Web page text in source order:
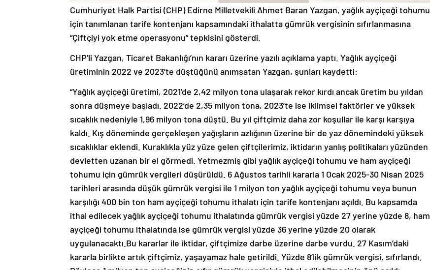
Cumhuriyet Halk Partisi (CHP) Edirne Milletvekili Ahmet Baran Yazgan, yağlık ayçiçeği tohumu
için tanımlanan tarife kontenjanı kapsamındaki ithalatta gümrük vergisinin sıfırlanmasına
“Çiftçiyi yok etme operasyonu” tepkisini gösterdi.
CHP’li Yazgan, Ticaret Bakanlığı’nın kararı üzerine yazılı açıklama yaptı. Yağlık ayçiçeği
üretiminin 2022 ve 2023’te düştüğünü anımsatan Yazgan, şunları kaydetti:
“Yağlık ayçiçeği üretimi, 2021’de 2,42 milyon tona ulaşarak rekor kırdı ancak üretim bu yıldan
sonra düşmeye başladı. 2022’de 2,35 milyon tona, 2023’te ise iklimsel faktörler ve yüksek
sıcaklık nedeniyle 1,96 milyon tona düştü. Bu yıl çiftçimiz daha zor koşullar ile karşı karşıya
kaldı. Kış döneminde gerçekleşen yağışların azlığının üzerine bir de yaz dönemindeki yüksek
sıcaklıklar eklendi. Kuraklıkla yüz yüze gelen çiftçilerimiz, iktidarın yanlış politikaları yüzünden
devletten uzanan bir el görmedi. Yetmezmiş gibi yağlık ayçiçeği tohumu ve ham ayçiçeği
tohumu için gümrük vergileri düşürüldü. 6 Ağustos tarihli kararla 1 Ocak 2025-30 Nisan 2025
tarihleri arasında düşük gümrük vergisi ile 1 milyon ton yağlık ayçiçeği tohumu veya bunun
karşılığı 400 bin ton ham ayçiçeği tohumu ithalatı için tarife kontenjanı açıldı. Bu kapsamda
ithal edilecek yağlık ayçiçeği tohumu ithalatında gümrük vergisi yüzde 27 yerine yüzde 8, ham
ayçiçeği tohumu ithalatında ise gümrük vergisi yüzde 36 yerine yüzde 20 olarak
uygulanacaktı.Bu kararlar ile iktidar, çiftçimize darbe üzerine darbe vurdu. 27 Kasım’daki
kararla birlikte artık çiftçimiz, yaşayamaz hale getirildi. Yüzde 8’lik gümrük vergisi, sıfırlandı.